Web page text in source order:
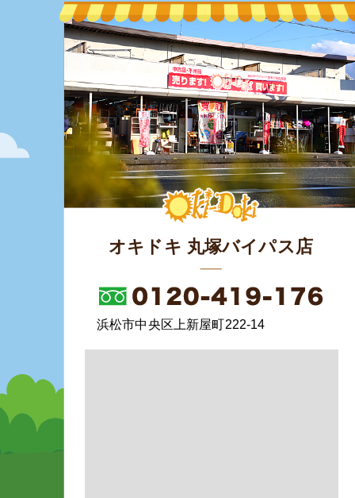
オキドキ 丸塚バイパス店
浜松市中央区上新屋町222-14